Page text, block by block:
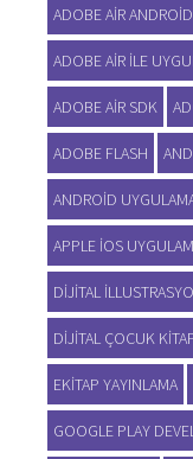
ADOBE AIR
ADOBE AIR ILE
ADOBE AIR SDK
ADOBE FLASH
ANDROID
APPLE IOS
DIJITAL
DIJITAL ÇOCUK
EKITAP YAYINLAMA
GOOGLE PLAY